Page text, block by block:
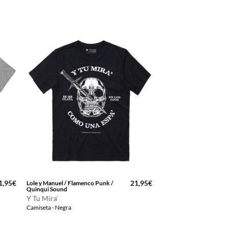
€
Lole y Manuel / Flamenco Punk /
Quinqui Sound
Y Tu Mira’
Camiseta - Negra
21,95€